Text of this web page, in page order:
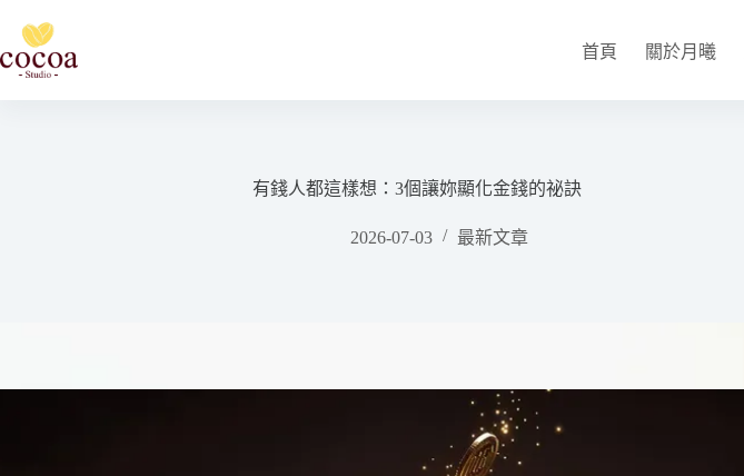
主
首頁 關於月曦
有錢人都這樣想：3個讓妳顯化金錢的祕訣
2026-07-03 最新文章